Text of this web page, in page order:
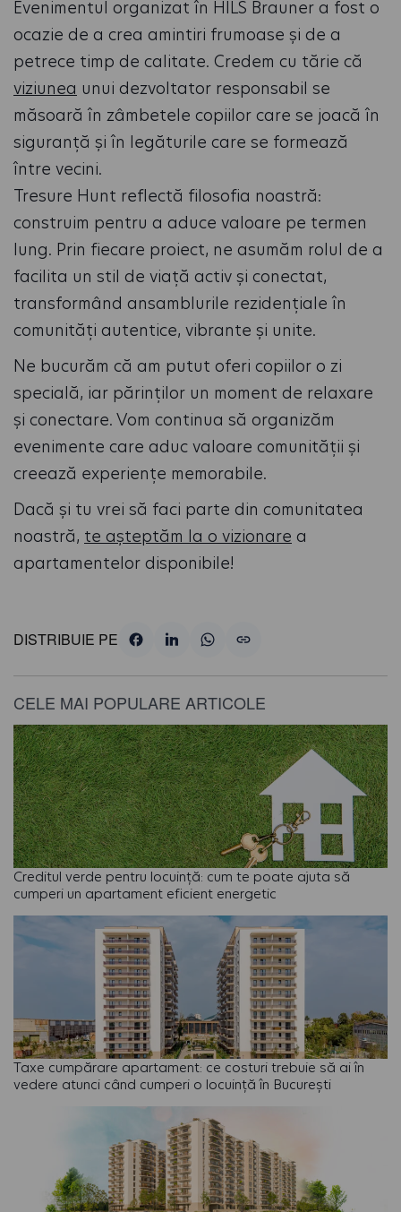
Evenimentul organizat în HILS Brauner a fost o
ocazie de a crea amintiri frumoase și de a
petrece timp de calitate. Credem cu tărie că
viziunea unui dezvoltator responsabil se
măsoară în zâmbetele copiilor care se joacă în
siguranță și în legăturile care se formează
între vecini.
Tresure Hunt reflectă filosofia noastră:
construim pentru a aduce valoare pe termen
lung. Prin fiecare proiect, ne asumăm rolul de a
facilita un stil de viață activ și conectat,
transformând ansamblurile rezidențiale în
comunități autentice, vibrante și unite.
Ne bucurăm că am putut oferi copiilor o zi
specială, iar părinților un moment de relaxare
și conectare. Vom continua să organizăm
evenimente care aduc valoare comunității și
creează experiențe memorabile.
Dacă și tu vrei să faci parte din comunitatea
noastră, te așteptăm la o vizionare a
apartamentelor disponibile!
DISTRIBUIE PE
CELE MAI POPULARE ARTICOLE
Creditul verde pentru locuință: cum te poate ajuta să
cumperi un apartament eficient energetic
Taxe cumpărare apartament: ce costuri trebuie să ai în
vedere atunci când cumperi o locuință în București